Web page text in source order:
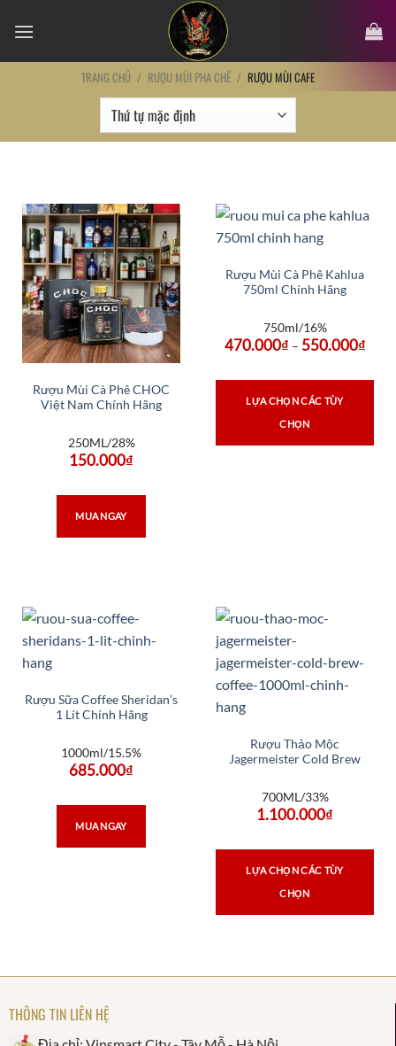
đến
TRANG CHỦ / RƯỢU MÙI PHA CHẾ / RƯỢU MÙI CAFE
Rượu Mùi Cà Phê CHOC
Việt Nam Chính Hãng
250ML/28%
150.000₫
MUA NGAY
Rượu Mùi Cà Phê Kahlua
750ml Chính Hãng
750ml/16%
470.000₫ – 550.000₫
LỰA CHỌN CÁC TÙY
CHỌN
Rượu Sữa Coffee Sheridan’s
1 Lít Chính Hãng
1000ml/15.5%
685.000₫
MUA NGAY
Rượu Thảo Mộc
Jagermeister Cold Brew
700ML/33%
1.100.000₫
LỰA CHỌN CÁC TÙY
CHỌN
THÔNG TIN LIÊN HỆ